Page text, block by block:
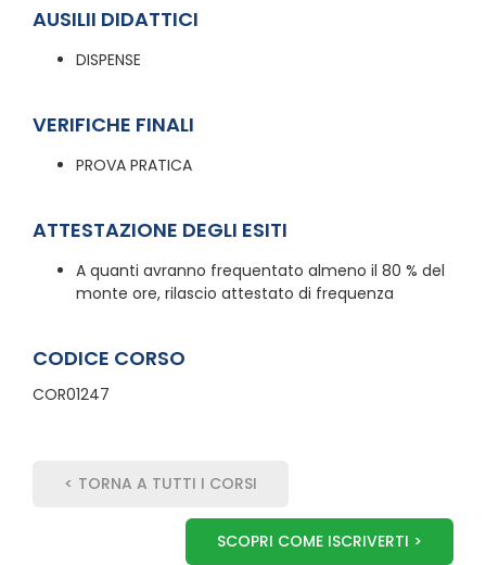
AUSILII DIDATTICI
DISPENSE
VERIFICHE FINALI
PROVA PRATICA
ATTESTAZIONE DEGLI ESITI
A quanti avranno frequentato almeno il 80 % del
monte ore, rilascio attestato di frequenza
CODICE CORSO
COR01247
< TORNA A TUTTI I CORSI
SCOPRI COME ISCRIVERTI >